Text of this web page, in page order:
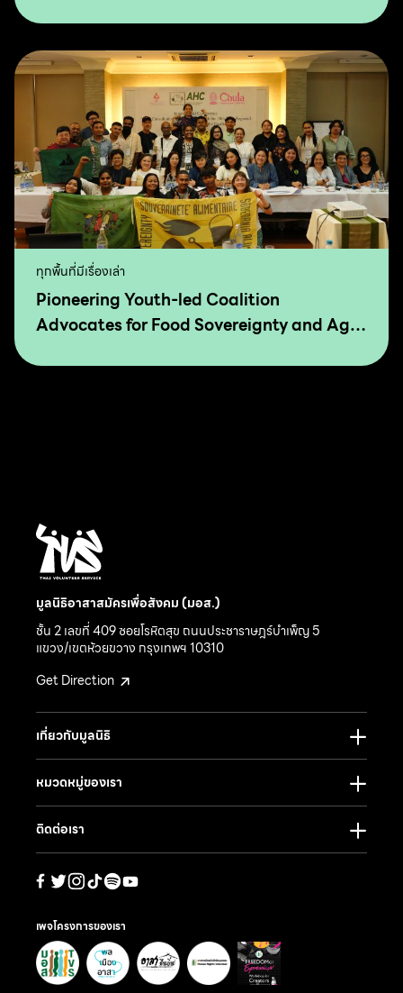
ทุกพื้นที่มีเรื่องเล่า
Pioneering Youth-led Coalition
Advocates for Food Sovereignty and Agro
มูลนิธิอาสาสมัครเพื่อสังคม (มอส.)
ชั้น 2 เลขที่ 409 ซอยโรหิตสุข ถนนประชาราษฎร์บำเพ็ญ 5
แขวง/เขตห้วยขวาง กรุงเทพฯ 10310
Get Direction
เกี่ยวกับมูลนิธิ
หมวดหมู่ของเรา
ติดต่อเรา
เพจโครงการของเรา